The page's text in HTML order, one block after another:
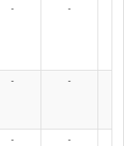
- -
- -
- -